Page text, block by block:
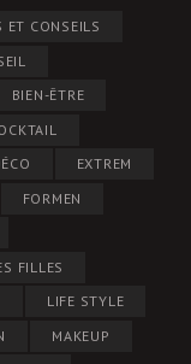
ET CONSEILS
BIEN-ÊTRE
EXTREM
FORMEN
FILLES
LIFE STYLE
MAKEUP